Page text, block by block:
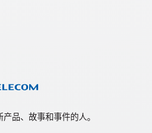
品、故事和事件的人。